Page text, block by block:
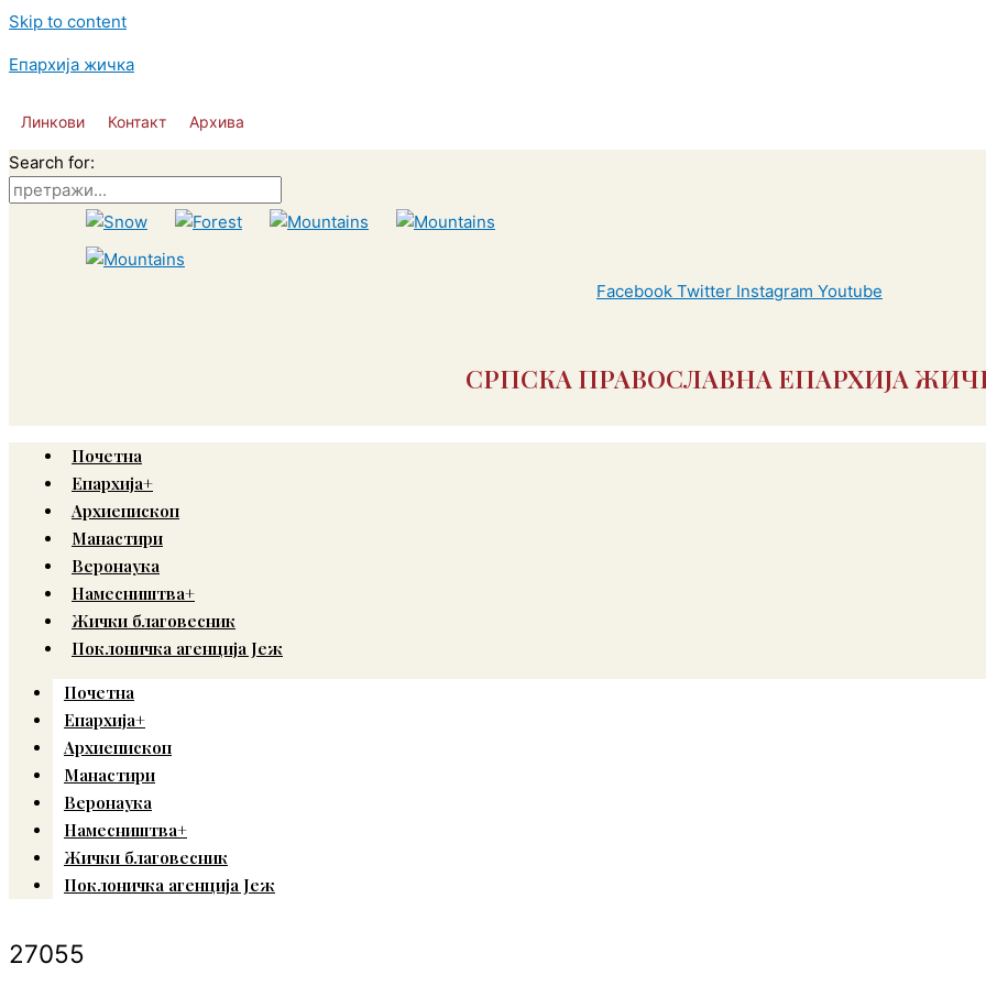
Skip to content
Епархија жичка
Линкови Контакт Архива
Search for:
Facebook Twitter Instagram Youtube
СРПСКА ПРАВОСЛАВНА ЕПАРХИЈА
Почетна
Епархија+
Архиепископ
Манастири
Веронаука
Намесништва+
Жички благовесник
Поклоничка агенција Јеж
Почетна
Епархија+
Архиепископ
Манастири
Веронаука
Намесништва+
Жички благовесник
Поклоничка агенција Јеж
27055